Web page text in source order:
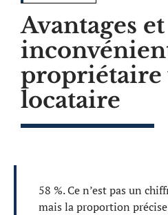
Avantages et
propriétaire
locataire
58 %. Ce n’est pas un
mais la proportion précise